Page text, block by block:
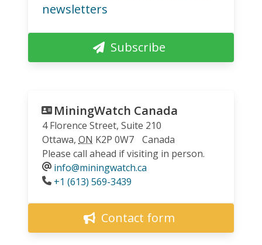
newsletters
Subscribe
MiningWatch Canada
4 Florence Street, Suite 210
Ottawa, ON K2P 0W7
Canada
Please call ahead if visiting in person.
info@miningwatch.ca
Phone
+1 (613) 569-3439
Contact form